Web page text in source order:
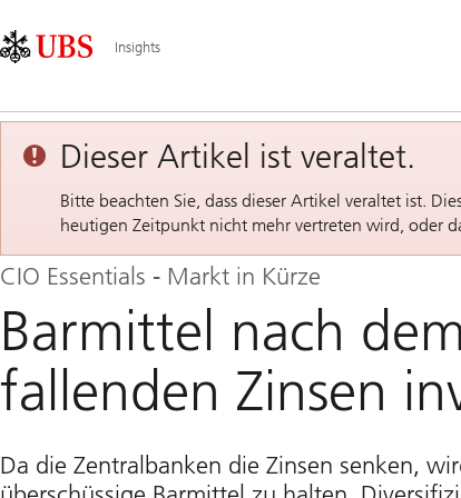
Area
Insights
Dieser Artikel ist veraltet.
Bitte beachten Sie, dass dieser Artikel veraltet ist.
heutigen Zeitpunkt nicht mehr vertreten wird, oder
CIO Essentials - Markt in Kürze
Barmittel nach
fallenden Zinsen
Da die Zentralbanken die Zinsen senken,